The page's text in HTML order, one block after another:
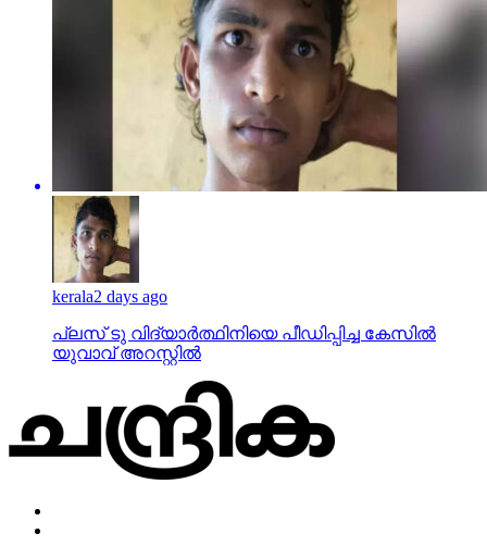
kerala2 days ago
പ്ലസ് ടു വിദ്യാര്‍ത്ഥിനിയെ പീഡിപ്പിച്ച കേസില്‍
യുവാവ് അറസ്റ്റില്‍